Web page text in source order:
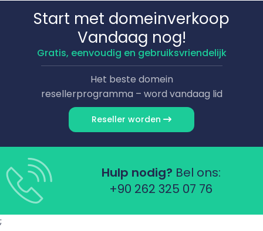
Start met domeinverkoop
Vandaag nog!
Gratis, eenvoudig en gebruiksvriendelijk
Het beste domein
resellerprogramma – word vandaag lid
Reseller worden
Hulp nodig? Bel ons:
+90 262 325 07 76
;